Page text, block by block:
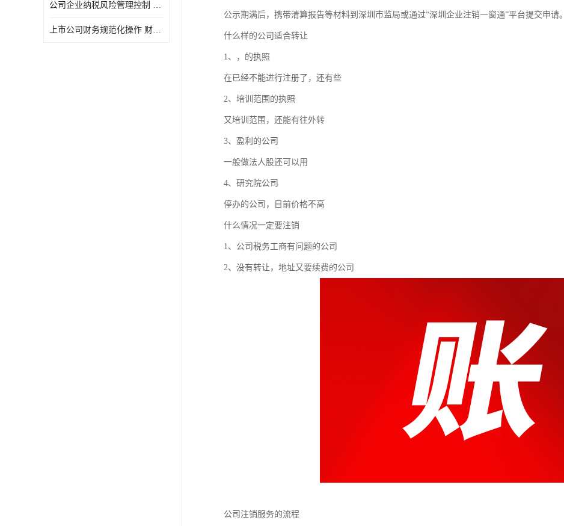
公司企业纳税风险管理控制 财务顾问 操作起来简单易行
上市公司财务规范化操作 财务规范化操作 如何操作
公示期满后，携带清算报告等材料到深圳市监局或通过“深圳企业注销一窗通”平台提交申请。
什么样的公司适合转让
1、，的执照
在已经不能进行注册了，还有些
2、培训范围的执照
又培训范围，还能有往外转
3、盈利的公司
一般做法人股还可以用
4、研究院公司
停办的公司，目前价格不高
什么情况一定要注销
1、公司税务工商有问题的公司
2、没有转让，地址又要续费的公司
公司注销服务的流程